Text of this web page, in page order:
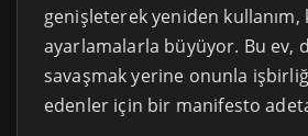
genişleterek yeniden kullanım,
ayarlamalarla büyüyor. Bu ev,
savaşmak yerine onunla
edenler için bir manifesto